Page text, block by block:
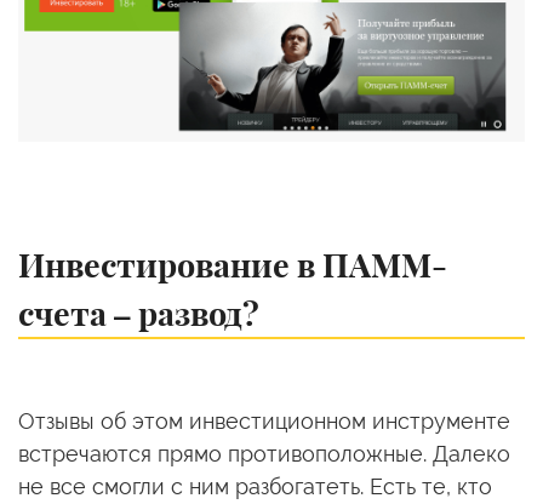
Инвестирование в ПАММ-
счета – развод?
Отзывы об этом инвестиционном инструменте
встречаются прямо противоположные. Далеко
не все смогли с ним разбогатеть. Есть те, кто